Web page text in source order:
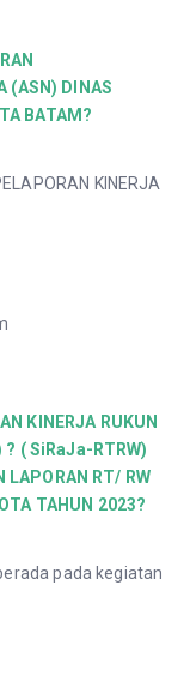
(ASN) DINAS
BATAM?
KINERJA
KINERJA RUKUN
? ( SiRaJa-RTRW)
LAPORAN RT/ RW
TAHUN 2023?
pada kegiatan